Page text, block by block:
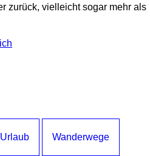
zurück, vielleicht sogar mehr als
Wanderwege